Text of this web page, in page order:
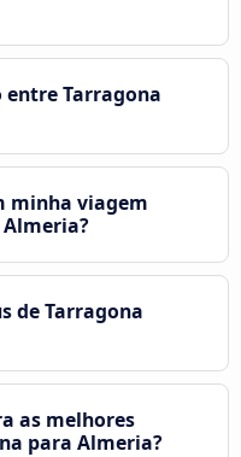
Tarragona
minha viagem
de Tarragona
as melhores
para Almeria?